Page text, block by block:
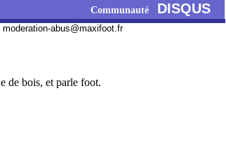
Communauté DISQUS
moderation-abus@maxifoot.fr